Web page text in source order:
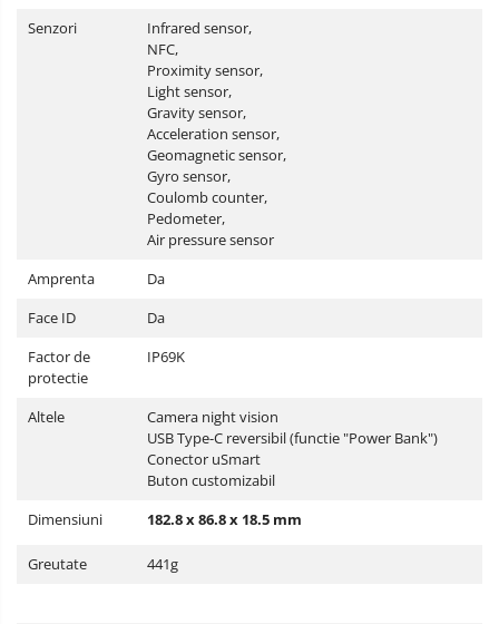
Senzori
Infrared sensor,
NFC,
Proximity sensor,
Light sensor,
Gravity sensor,
Acceleration sensor,
Geomagnetic sensor,
Gyro sensor,
Coulomb counter,
Pedometer,
Air pressure sensor
Amprenta
Da
Face ID
Da
Factor de
protectie
IP69K
Altele
Camera night vision
USB Type-C reversibil (functie "Power Bank")
Conector uSmart
Buton customizabil
Dimensiuni
182.8 x86.8 x 18.5 mm
Greutate 441g